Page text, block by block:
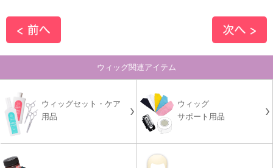
ウィッグ関連アイテム
ウィッグセット・ケア
用品
ウィッグ
サポート用品